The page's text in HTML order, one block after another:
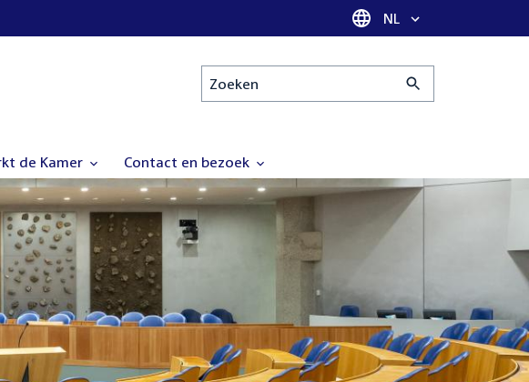
Taal selectie
NL
Zoeken
de Kamer Contact en bezoek